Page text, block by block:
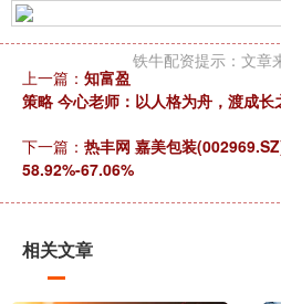
铁牛配资提示：文章
上一篇： 知富盈
策略 今心老师：以人格为舟，渡成
下一篇： 热丰网 嘉美包装
58.92%-67.06%
相关文章